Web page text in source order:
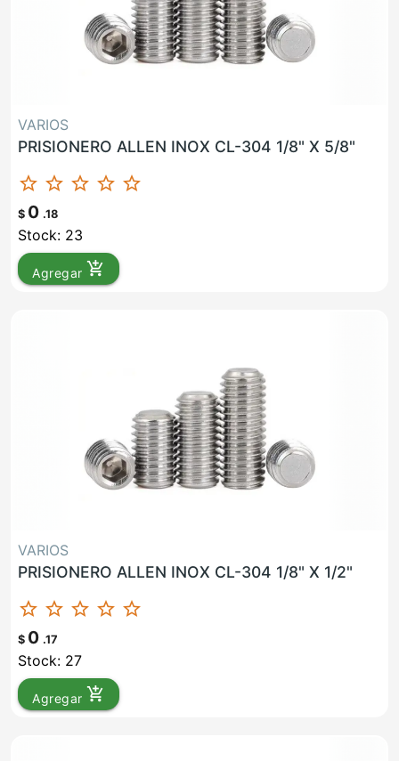
VARIOS
PRISIONERO ALLEN INOX CL-304 1/8" X 5/8"
star_border star_border star_border star_border star_border
$ 0 .18
Stock: 23
Agregar add_shopping_cart
VARIOS
PRISIONERO ALLEN INOX CL-304 1/8" X 1/2"
star_border star_border star_border star_border star_border
$ 0 .17
Stock: 27
Agregar add_shopping_cart